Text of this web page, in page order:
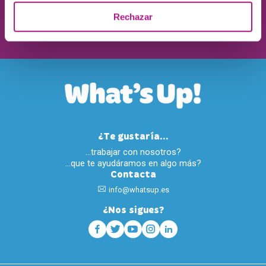
Rechazar
ENVIAR
¿Te gustaría...
…trabajar con nosotros?
…que te ayudáramos en algo más?
Contacta
info@whatsup.es
¿Nos sigues?